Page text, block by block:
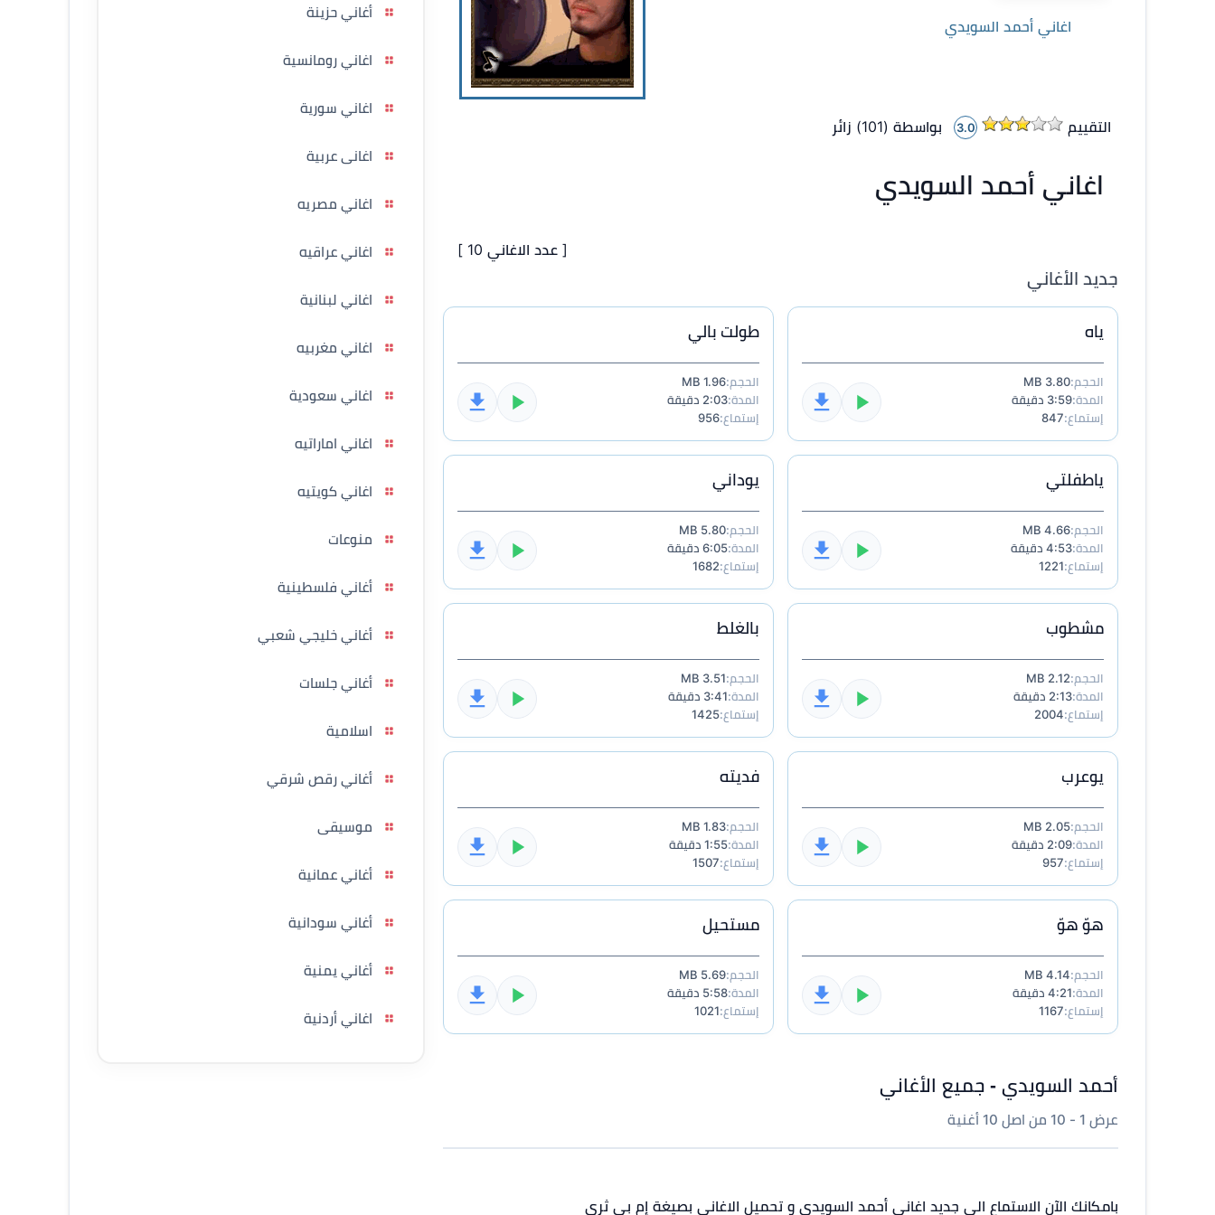
اغاني أحمد السويدي
التقييم 3.0 بواسطة (101
) زائر
اغاني أحمد السويدي
[ عدد الاغاني 10 ]
جديد الأغاني
ياه
الحجم:3.80 MB
المدة:3:59 دقيقة
إستماع:847
طولت بالي
الحجم:1.96 MB
المدة:2:03 دقيقة
إستماع:956
ياطفلتي
الحجم:4.66 MB
المدة:4:53 دقيقة
إستماع:1221
يوداني
الحجم:5.80 MB
المدة:6:05 دقيقة
إستماع:1682
مشطوب
الحجم:2.12 MB
المدة:2:13 دقيقة
إستماع:2004
بالغلط
الحجم:3.51 MB
المدة:3:41 دقيقة
إستماع:1425
يوعرب
الحجم:2.05 MB
المدة:2:09 دقيقة
إستماع:957
فديته
الحجم:1.83 MB
المدة:1:55 دقيقة
إستماع:1507
هوّ هوّ
الحجم:4.14 MB
المدة:4:21 دقيقة
إستماع:1167
مستحيل
الحجم:5.69 MB
المدة:5:58 دقيقة
إستماع:1021
أحمد السويدي - جميع الأغاني
عرض 1 - 10 من اصل 10 أغنية
بامكانك الآن الاستماع الى جديد اغاني أحمد السويدي و تحميل الاغاني بصيغة إم بي ثري
أغاني حزينة
اغاني رومانسية
اغاني سورية
اغانى عربية
اغاني مصريه
اغاني عراقيه
اغاني لبنانية
اغاني مغربيه
اغاني سعودية
اغاني اماراتيه
اغاني كويتيه
منوعات
أغاني فلسطينية
أغاني خليجي شعبي
أغاني جلسات
اسلامية
أغاني رقص شرقي
موسيقى
أغاني عمانية
أغاني سودانية
أغاني يمنية
اغاني أردنية